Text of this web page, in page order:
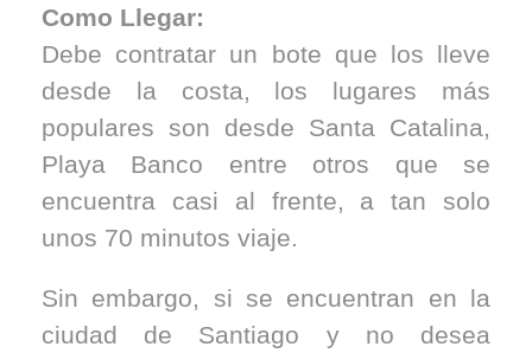
Como Llegar:
Debe contratar un bote que los lleve
desde la costa, los lugares más
populares son desde Santa Catalina,
Playa Banco entre otros que se
encuentra casi al frente, a tan solo
unos 70 minutos viaje.
Sin embargo, si se encuentran en la
ciudad de Santiago y no desea